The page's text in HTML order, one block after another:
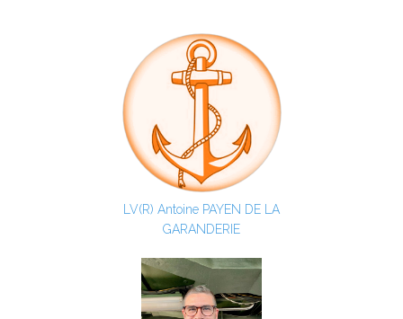
LV(R) Antoine PAYEN DE LA
GARANDERIE